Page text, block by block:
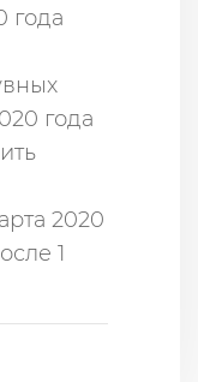
года
года
2020
1